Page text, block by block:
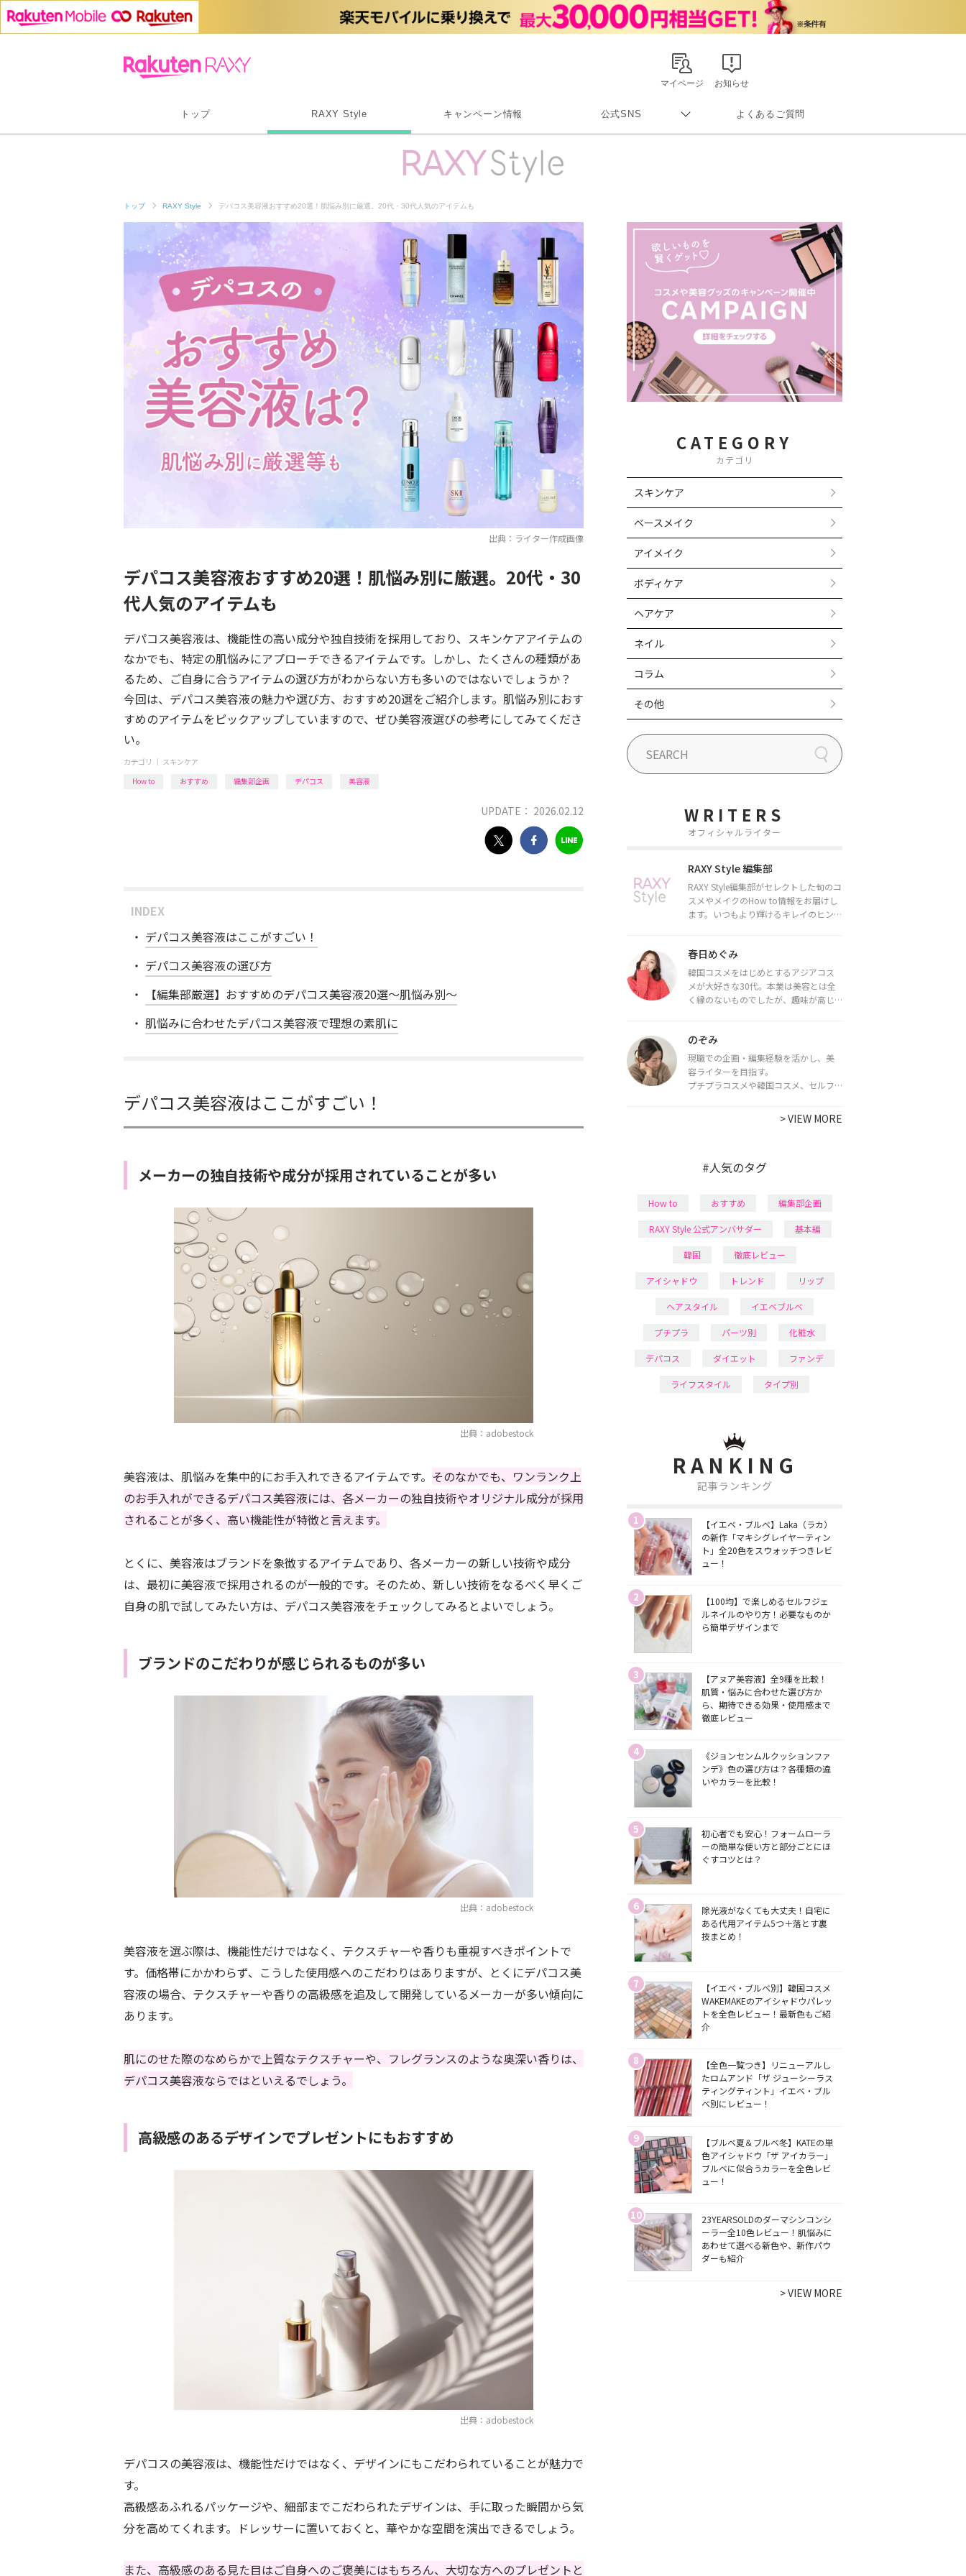
お知らせ
マイページ
トップ RAXY Style キャンペーン情報 公式SNS
Rakuten Link
よくあるご質問
トップ RAXY Style デパコス美容液おすすめ20選！肌悩み別に厳選。20代・30代人気のアイテムも
出典：ライター作成画像
デパコス美容液おすすめ20選！肌悩み別に厳選。20代・30
代人気のアイテムも
デパコス美容液は、機能性の高い成分や独自技術を採用しており、スキンケアアイテムの
なかでも、特定の肌悩みにアプローチできるアイテムです。しかし、たくさんの種類があ
るため、ご自身に合うアイテムの選び方がわからない方も多いのではないでしょうか？
今回は、デパコス美容液の魅力や選び方、おすすめ20選をご紹介します。肌悩み別におす
すめのアイテムをピックアップしていますので、ぜひ美容液選びの参考にしてみてくださ
い。
カテゴリ ｜ スキンケア
How to
おすすめ 編集部企画 デパコス 美容液
UPDATE： 2026.02.12
INDEX
デパコス美容液はここがすごい！
デパコス美容液の選び方
【編集部厳選】おすすめのデパコス美容液20選～肌悩み別～
肌悩みに合わせたデパコス美容液で理想の素肌に
デパコス美容液はここがすごい！
メーカーの独自技術や成分が採用されていることが多い
出典：adobestock
美容液は、肌悩みを集中的にお手入れできるアイテムです。 そのなかでも、ワンランク上
のお手入れができるデパコス美容液には、各メーカーの独自技術やオリジナル成分が採用
されることが多く、高い機能性が特徴と言えます。
とくに、美容液はブランドを象徴するアイテムであり、各メーカーの新しい技術や成分
は、最初に美容液で採用されるのが一般的です。そのため、新しい技術をなるべく早くご
自身の肌で試してみたい方は、デパコス美容液をチェックしてみるとよいでしょう。
ブランドのこだわりが感じられるものが多い
出典：adobestock
美容液を選ぶ際は、機能性だけではなく、テクスチャーや香りも重視すべきポイントで
す。価格帯にかかわらず、こうした使用感へのこだわりはありますが、とくにデパコス美
容液の場合、テクスチャーや香りの高級感を追及して開発しているメーカーが多い傾向に
あります。
肌にのせた際のなめらかで上質なテクスチャーや、フレグランスのような奥深い香りは、
デパコス美容液ならではといえるでしょう。
高級感のあるデザインでプレゼントにもおすすめ
出典：adobestock
デパコスの美容液は、機能性だけではなく、デザインにもこだわられていることが魅力で
す。
高級感あふれるパッケージや、細部までこだわられたデザインは、手に取った瞬間から気
分を高めてくれます。ドレッサーに置いておくと、華やかな空間を演出できるでしょう。
また、高級感のある見た目はご自身へのご褒美にはもちろん、大切な方へのプレゼントと
CATEGORY
カテゴリ
スキンケア
ベースメイク
アイメイク
ボディケア
ヘアケア
ネイル
コラム
その他
WRITERS
オフィシャルライター
RAXY Style 編集部
RAXY Style編集部がセレクトした旬のコ
スメやメイクのHow to情報をお届けし
ます。いつもより輝けるキレイのヒント
春日めぐみ
韓国コスメをはじめとするアジアコス
メが大好きな30代。本業は美容とは全
く縁のないものでしたが、趣味が高じ
ライターとして活動中。
都内で16タイプパーソナルカラー診
断・顔タイプ診断・骨格診断によるイ
メージコンサルティングも行っていま
のぞみ
現職での企画・編集経験を活かし、美
容ライターを目指す。
プチプラコスメや韓国コスメ、セルフ
で最新情報をチェック。家事や育児の合
間に取り入れられる時短美容テクも実
>VIEW MORE
#人気のタグ
How to おすすめ 編集部企画
RAXY Style 公式アンバサダー 基本編
韓国 徹底レビュー
アイシャドウ トレンド リップ
ヘアスタイル イエベブルベ
プチプラ パーツ別 化粧水
デパコス ダイエット ファンデ
ライフスタイル タイプ別
RANKING
記事ランキング
1
【イエベ・ブルベ】Laka（ラカ）
の新作「マキシグレイヤーティン
ト」全20色をスウォッチつきレビ
ュー！
2
【100均】で楽しめるセルフジェ
ルネイルのやり方！必要なものか
ら簡単デザインまで
3
【アヌア美容液】全9種を比較！
肌質・悩みに合わせた選び方か
ら、期待できる効果・使用感まで
徹底レビュー
4
《ジョンセンムルクッションファ
ンデ》色の選び方は？各種類の違
いやカラーを比較！
5
初心者でも安心！フォームローラ
ーの簡単な使い方と部分ごとにほ
ぐすコツとは？
6
除光液がなくても大丈夫！自宅に
ある代用アイテム5つ＋落とす裏
技まとめ！
7
【イエベ・ブルベ別】韓国コスメ
WAKEMAKEのアイシャドウパレッ
トを全色レビュー！最新色もご紹
介
8
【全色一覧つき】リニューアルし
たロムアンド「ザ ジューシーラス
ティングティント」イエベ・ブル
ベ別にレビュー！
9
【ブルベ夏＆ブルベ冬】KATEの単
色アイシャドウ「ザ アイカラー」
ブルベに似合うカラーを全色レビ
ュー！
10
23YEARSOLDのダーマシンコンシ
ーラー全10色レビュー！肌悩みに
あわせて選べる新色や、新作パウ
ダーも紹介
>VIEW MORE